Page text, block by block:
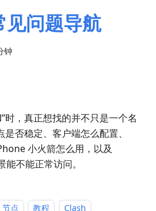
见问题导航
钟
时，真正想找的并不只是一个名
否稳定、客户端怎么配置、
小火箭怎么用，以及
不能正常访问。
节点 教程
Clash